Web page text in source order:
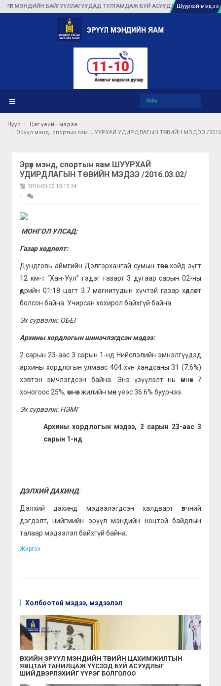
МЭНДИЙН БАЙГУУЛЛАГУУДАД ТУЛГАМДАЖ БУЙ АСУУДЛЫГ ГАЗАР ДЭЭР НЬ
Шуурхай мэдээ
Нүүр
Цаг үеийн мэдээ
Эрүүл мэнд, спортын яам ШУУРХАЙ УДИРДЛАГЫН ТӨВИЙН МЭДЭЭ /
Эрүүл мэнд, спортын яам ШУУРХАЙ
УДИРДЛАГЫН ТӨВИЙН МЭДЭЭ /2016.03.02/
2016-03-02 13:15:34
МОНГОЛ УЛСАД:
Газар хөдлөлт:
Дундговь аймгийн Дэлгэрхангай сумын төвөөс хойд зүгт
12 км-т “Хан-Уул” гэдэг газарт 3 дугаар сарын 02-ны
өдрийн 01:18 цагт 3.7 магнитудын хүчтэй газар хөдлөлт
болсон байна. Учирсан хохирол байхгүй байна.
Эх сурвалж: ОБЕГ
Архины хордлогын шинэчлэгдсэн мэдээ:
2 сарын 23-аас 3 сарын 1-нд Нийслэлийн эмнэлгүүдэд
архины хордлогын улмаас 404 хүн хандсаны 31 (7.6%)
хэвтэн эмчлэгдсэн байна. Энэ үзүүлэлт нь өмнөх 7
хоногоос 25%, өмнөх жилийн мөн үеэс 36.6% буурчээ.
Эх сурвалж: НЭМГ
Архины хордлогын мэдээ, 2 сарын 23-аас 3
сарын 1-нд
ДЭЛХИЙ ДАХИНД:
Дэлхий дахинд мэдээлэгдсэн халдварт өвчний
дэгдэлт, нийгмийн эрүүл мэндийн ноцтой байдлын
талаар мэдээлэл байхгүй байна.
Жиргэх
Холбоотой мэдээ, мэдээлэл
ӨРХИЙН ЭРҮҮЛ МЭНДИЙН ТӨВИЙН ЦАХИМЖИЛТЫН
ЯВЦТАЙ ТАНИЛЦАЖ ҮҮСЭЭД БУЙ АСУУДЛЫГ
ШИЙДВЭРЛЭХИЙГ ҮҮРЭГ БОЛГОЛОО